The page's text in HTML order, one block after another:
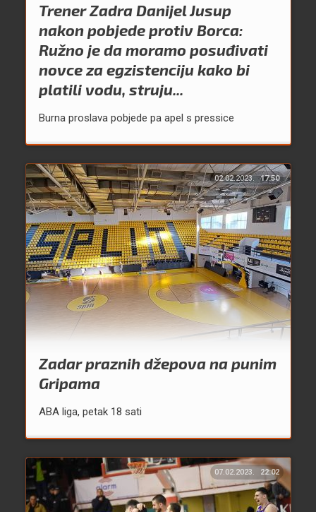
Trener Zadra Danijel Jusup
nakon pobjede protiv Borca:
Ružno je da moramo posuđivati
novce za egzistenciju kako bi
platili vodu, struju...
Burna proslava pobjede pa apel s pressice
02.02.2023. 17:50
Zadar praznih džepova na punim
Gripama
ABA liga, petak 18 sati
07.02.2023. 22:02